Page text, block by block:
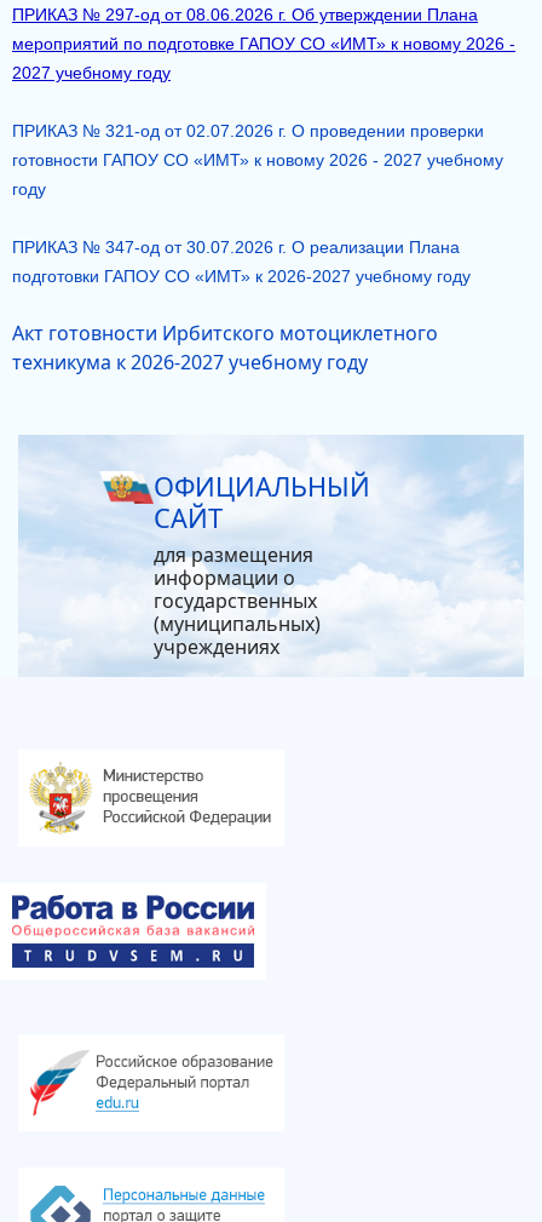
ПРИКАЗ № 297-од от 08.06.2026 г. Об утверждении Плана
мероприятий по подготовке ГАПОУ СО «ИМТ» к новому 2026 -
2027 учебному году
ПРИКАЗ № 321-од от 02.07.2026 г. О проведении проверки
готовности ГАПОУ СО «ИМТ» к новому 2026 - 2027 учебному
году
ПРИКАЗ № 347-од от 30.07.2026 г. О реализации Плана
подготовки ГАПОУ СО «ИМТ» к 2026-2027 учебному году
Акт готовности Ирбитского мотоциклетного
техникума к 2026-2027 учебному году
ОФИЦИАЛЬНЫЙ
САЙТ
для размещения
информации о
государственных
(муниципальных)
учреждениях